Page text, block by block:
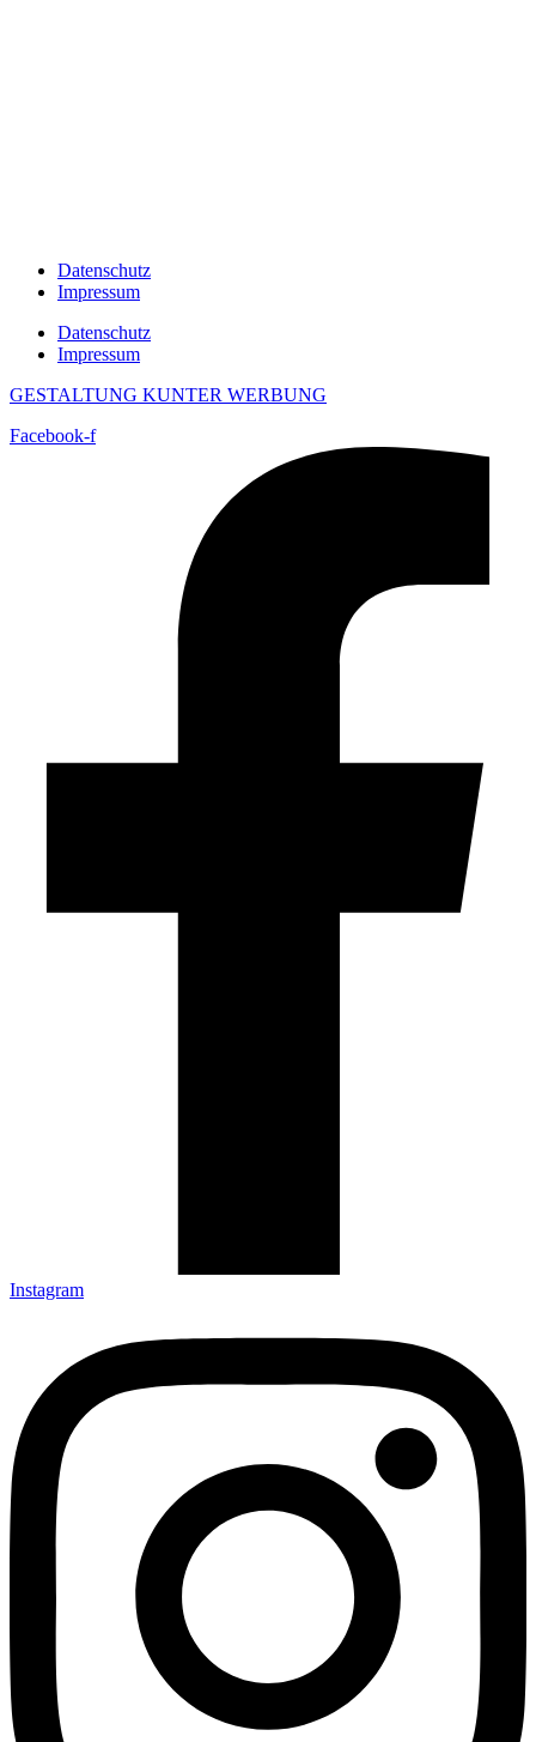
Datenschutz
Impressum
Datenschutz
Impressum
GESTALTUNG KUNTER WERBUNG
Facebook-f
Instagram